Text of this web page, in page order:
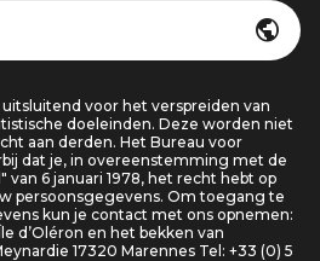
voor het verspreiden van
doeleinden. Deze worden niet
aan derden. Het Bureau voor
dat je, in overeenstemming met de
6 januari 1978, het recht hebt op
persoonsgegevens. Om toegang te
kun je contact met ons opnemen:
d’Oléron en het bekken van
17320 Marennes Tel: +33 (0) 5